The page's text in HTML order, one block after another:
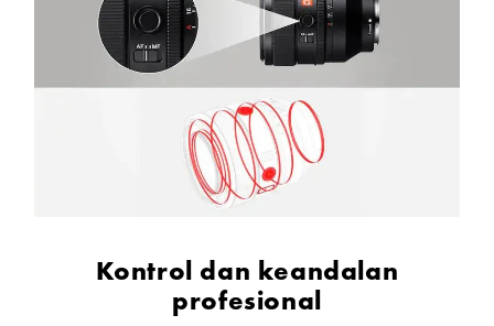
Kontrol dan keandalan
profesional